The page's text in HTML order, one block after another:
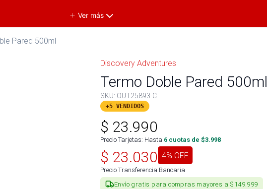
Ver más
Pared 500ml
Discovery Adventures
Termo Doble Pared 500ml
SKU: OUT25893-C
+5 VENDIDOS
$ 23.990
Precio Tarjetas: Hasta 6 cuotas de $3.998
$ 23.030 4% OFF
Precio Transferencia Bancaria
Envío gratis para compras mayores a $149.999